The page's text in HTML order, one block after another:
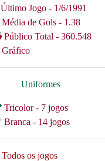
Último Jogo - 1/6/1991
Média de Gols - 1.38
Público Total - 360.548
Gráfico
Uniformes
Tricolor - 7 jogos
Branca - 14 jogos
Todos os jogos